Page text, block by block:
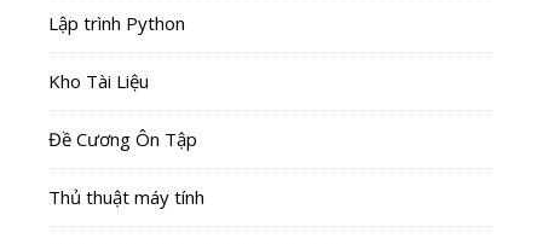
Lập trình Python
Kho Tài Liệu
Đề Cương Ôn Tập
Thủ thuật máy tính